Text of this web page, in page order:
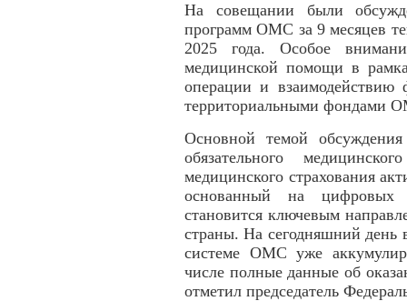
На совещании были
программ ОМС за 9 месяцев
2025 года. Особое
медицинской помощи в
операции и
территориальными фондами
Основной темой
обязательного
медицинского страхования
основанный на цифровых
становится ключевым
страны. На сегодняшний день
системе ОМС уже
числе полные данные об
отметил председатель